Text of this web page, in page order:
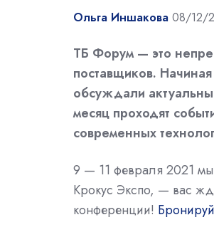
Ольга Иншакова 08/12/
ТБ Форум — это
поставщиков.
обсуждали
месяц проходят
современных
9 — 11 февраля 2021 мы
Крокус Экспо, — вас
конференции!